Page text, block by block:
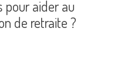
pour aider au
de retraite ?